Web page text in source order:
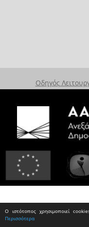
Ο ιστότοπος χρησιμοποιεί
Περισσότερα
Οδηγός